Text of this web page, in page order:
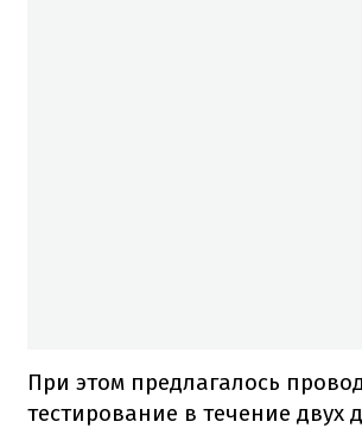
При этом предлагалось
тестирование в течение двух